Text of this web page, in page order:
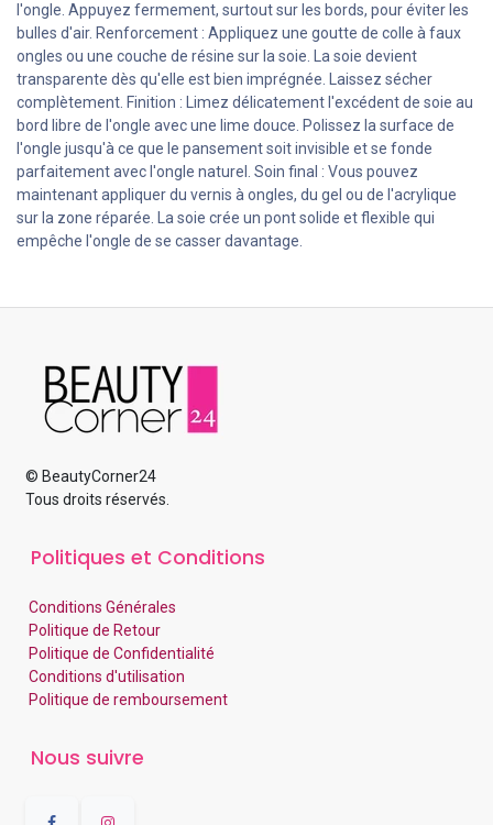
l'ongle. Appuyez fermement, surtout sur les bords, pour éviter les
bulles d'air. Renforcement : Appliquez une goutte de colle à faux
ongles ou une couche de résine sur la soie. La soie devient
transparente dès qu'elle est bien imprégnée. Laissez sécher
complètement. Finition : Limez délicatement l'excédent de soie au
bord libre de l'ongle avec une lime douce. Polissez la surface de
l'ongle jusqu'à ce que le pansement soit invisible et se fonde
parfaitement avec l'ongle naturel. Soin final : Vous pouvez
maintenant appliquer du vernis à ongles, du gel ou de l'acrylique
sur la zone réparée. La soie crée un pont solide et flexible qui
empêche l'ongle de se casser davantage.
© BeautyCorner24
Tous droits réservés.
Politiques et Conditions
Conditions Générales
Politique de Retour
Politique de Confidentialité
Conditions d'utilisation
Politique de remboursement
Nous suivre